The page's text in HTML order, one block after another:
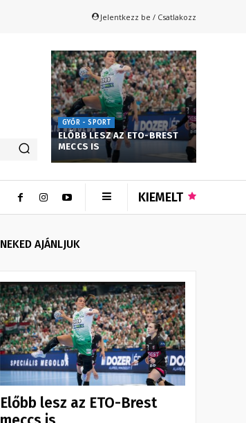
Jelentkezz be / Csatlakozz
GYŐR - SPORT
ELŐBB LESZ AZ ETO-BREST
MECCS IS
KIEMELT
NEKED AJÁNLJUK
Előbb lesz az ETO-Brest